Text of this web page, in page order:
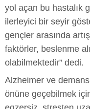
yol açan bu hastalık
ilerleyici bir seyir
gençler arasında
faktörler, beslenme
olabilmektedir” dedi.
Alzheimer ve
önüne geçebilmek